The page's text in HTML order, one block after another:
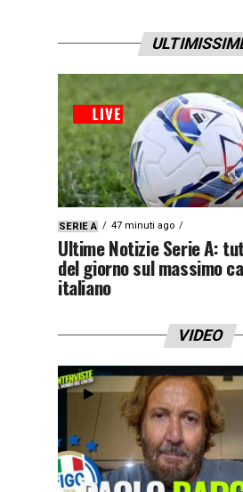
SERIE A 47 minuti ago
Ultime Notizie Serie A:
del giorno sul massimo
italiano
VIDEO